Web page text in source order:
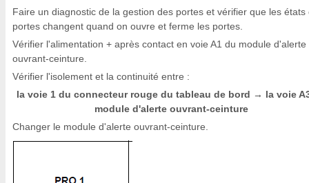
Faire un diagnostic de la gestion des portes et vérifier que les états
portes changent quand on ouvre et ferme les portes.
Vérifier l'alimentation + après contact en voie A1 du module d'alerte
ouvrant-ceinture.
Vérifier l'isolement et la continuité entre :
la voie 1 du connecteur rouge du tableau de bord → la voie
module d'alerte ouvrant-ceinture
Changer le module d'alerte ouvrant-ceinture.